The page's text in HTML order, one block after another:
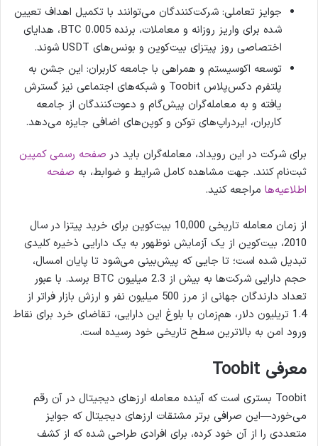
جوایز تعاملی: شرکت‌کنندگان می‌توانند با تکمیل اهداف تعیین
شده برای واریز روزانه و معاملات، برنده 0.005 BTC، هدایای
اختصاصی روز پیتزای بیت‌کوین و بونس‌های USDT شوند.
توسعه اکوسیستم و همراهی با جامعه کاربران: این جشن به
پلتفرم دکس‌پلاس Toobit و شبکه‌های اجتماعی نیز گسترش
یافته و به معامله‌گران پیش‌گام و دعوت‌کنندگان از جامعه
کاربران، ایردراپ‌های توکن و کوپن‌های اضافی جایزه می‌دهد.
برای شرکت در این رویداد، معامله‌گران باید در صفحه رسمیکمپین
ثبت‌نام کنند. جهت مشاهده کامل شرایط و ضوابط، به صفحه
اطلاعیهها مراجعه کنید.
از زمان معامله تاریخی 10,000 بیت‌کوین برای خرید پیتزا در سال
2010، بیت‌کوین از یک آزمایش نوظهور به یک دارایی ذخیره کلیدی
تبدیل شده است؛ تا جایی که پیش‌بینی می‌شود تا پایان امسال،
حجم دارایی شرکت‌ها به بیش از 2.3 میلیون BTC برسد. با عبور
تعداد دارندگان جهانی از مرز 500 میلیون نفر و ارزش بازار فراتر از
1.4 تریلیون دلار، هم‌زمان با بلوغ این دارایی، تقاضای خرد برای نقاط
ورود امن به بالاترین سطح تاریخی خود رسیده است.
معرفی Toobit
Toobit بستری است که آینده معامله ارزهای دیجیتال در آن رقم
می‌خورد—این صرافی برتر مشتقات ارزهای دیجیتال که جوایز
متعددی را از آن خود کرده، برای افرادی طراحی شده که از کشف